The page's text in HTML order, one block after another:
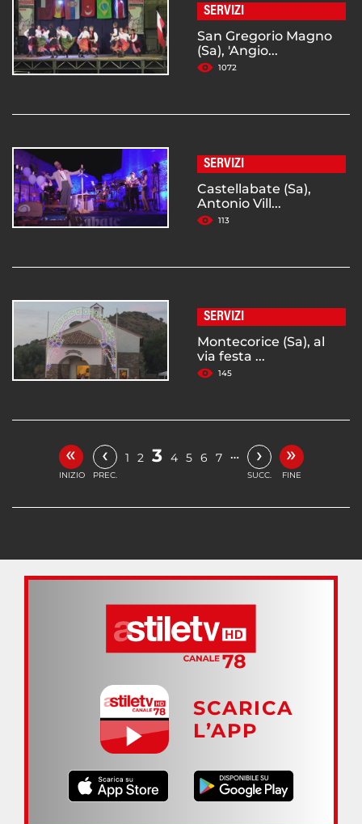
SERVIZI
San Gregorio Magno
(Sa), 'Angio...
1072
SERVIZI
Castellabate (Sa),
Antonio Vill...
113
SERVIZI
Montecorice (Sa), al
via festa ...
145
«
INIZIO
‹
PREC.
1 2 3 4 5 6 7 … ›
SUCC.
»
FINE
SCARICA
L’APP